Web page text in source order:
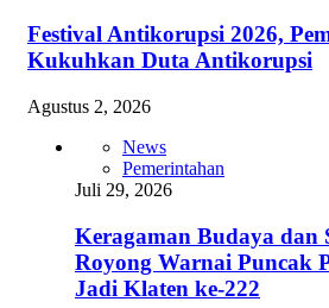
Festival Antikorupsi 2026,
Kukuhkan Duta Antikorupsi
Agustus 2, 2026
News
Pemerintahan
Juli 29, 2026
Keragaman Budaya dan
Royong Warnai Puncak
Jadi Klaten ke-222